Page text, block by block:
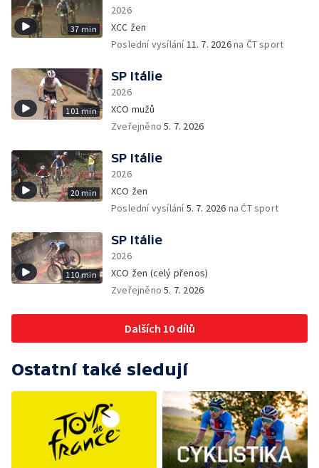
37 min
2026
XCC žen
Poslední vysílání11. 7. 2026na ČT sport
101 min
SP Itálie
2026
XCO mužů
Zveřejněno5. 7. 2026
20 min
SP Itálie
2026
XCO žen
Poslední vysílání5. 7. 2026 na ČT sport
110 min
SP Itálie
2026
XCO žen (celý přenos)
Zveřejněno5. 7. 2026
Dalších 10 dílů
Ostatní také sledují